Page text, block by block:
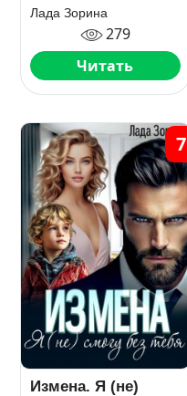
Лада Зорина
279
Читать
Измена. Я (не)
7